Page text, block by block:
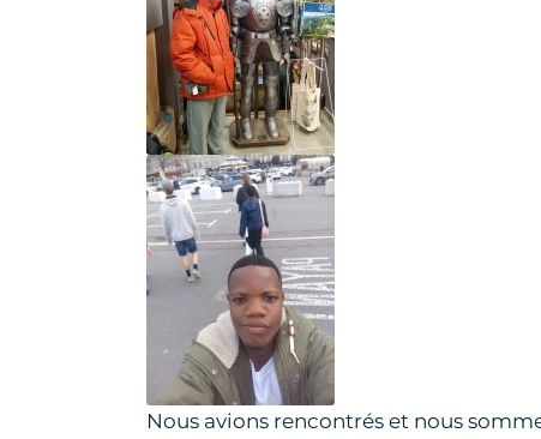
Nous avions rencontrés et nous